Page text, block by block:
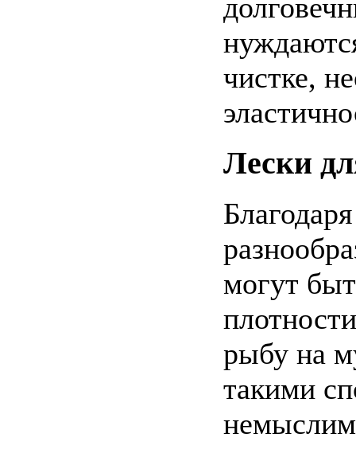
чистке,
Лески
могут
рыбу на
такими